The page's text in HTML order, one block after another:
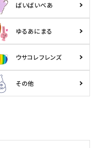
ばいばいべあ
ゆるあにまる
ウサコレフレンズ
その他